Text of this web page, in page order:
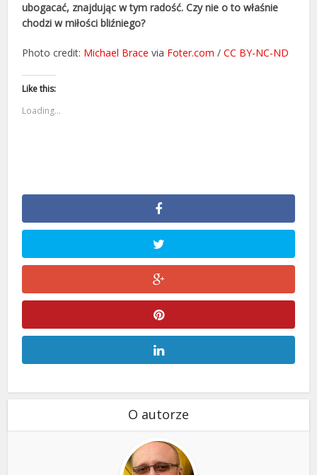
ubogacać, znajdując w tym radość. Czy nie o to właśnie
chodzi w miłości bliźniego?
Photo credit: Michael Brace via Foter.com /CC BY-NC-ND
Like this:
Loading...
O autorze